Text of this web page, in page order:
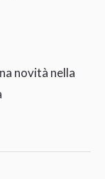
novità nella